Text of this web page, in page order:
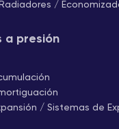
/
a presión
/ Sistemas de